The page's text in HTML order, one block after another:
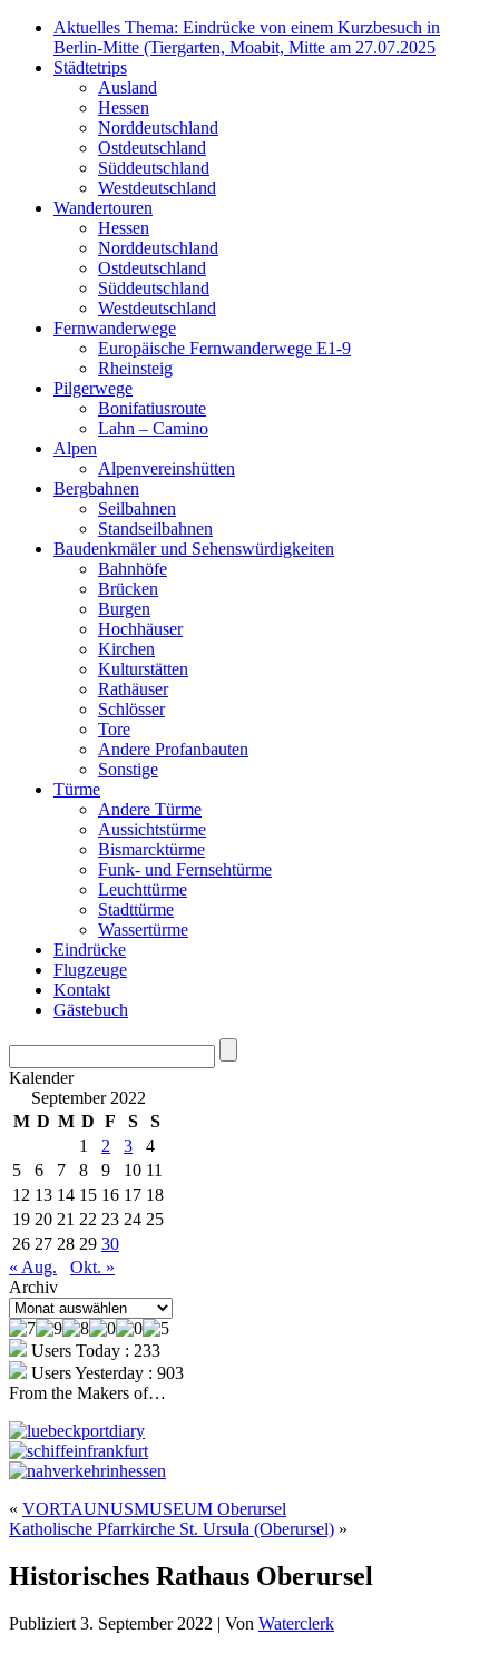
Aktuelles Thema: Eindrücke von einem Kurzbesuch in
Berlin-Mitte (Tiergarten, Moabit, Mitte am 27.07.2025
Städtetrips
Ausland
Hessen
Norddeutschland
Ostdeutschland
Süddeutschland
Westdeutschland
Wandertouren
Hessen
Norddeutschland
Ostdeutschland
Süddeutschland
Westdeutschland
Fernwanderwege
Europäische Fernwanderwege E1-9
Rheinsteig
Pilgerwege
Bonifatiusroute
Lahn – Camino
Alpen
Alpenvereinshütten
Bergbahnen
Seilbahnen
Standseilbahnen
Baudenkmäler und Sehenswürdigkeiten
Bahnhöfe
Brücken
Burgen
Hochhäuser
Kirchen
Kulturstätten
Rathäuser
Schlösser
Tore
Andere Profanbauten
Sonstige
Türme
Andere Türme
Aussichtstürme
Bismarcktürme
Funk- und Fernsehtürme
Leuchttürme
Stadttürme
Wassertürme
Eindrücke
Flugzeuge
Kontakt
Gästebuch
Kalender
September 2022
M D M D F S
S
1
2 3
4
5
6 7 8 9 10 11
12 13 14 15 16 17 18
19 20 21 22 23 24 25
26 27 28 29 30
« Aug.
Okt. »
Archiv
Archiv
Users Today : 233
Users Yesterday : 903
From the Makers of…
« VORTAUNUSMUSEUM Oberursel
Katholische Pfarrkirche St. Ursula (Oberursel) »
Historisches Rathaus Oberursel
Publiziert 3. September 2022 | Von Waterclerk